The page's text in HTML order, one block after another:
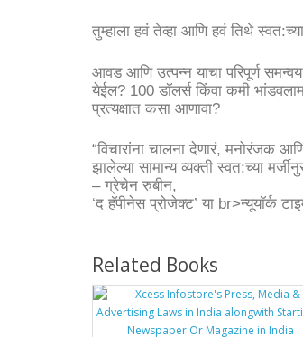
तुम्हाला हवं तेव्हा आणि हवं तिथे
आवड आणि उत्पन्न याचा परिपूर्ण
येईल? 100 डॉलर्स किंवा कमी
प्रत्यक्षात कसा आणावा?
“विचारांना चालना देणारं, मनोरंजक
झालेल्या सामान्य व्यक्ती स्वत:च्या
– ग्रेचेन रुबीन,
‘द हॅपीनेस प्रोजेक्ट’ या br>न्यूयॉर्क
Related Books